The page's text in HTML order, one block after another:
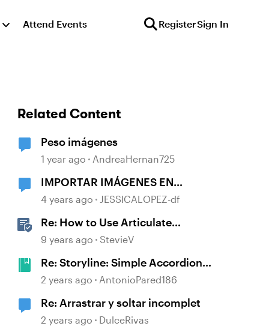
Attend Events RegisterSign In
Related Content
Peso imágenes
1 year ago AndreaHernan725
IMPORTAR IMÁGENES EN
POWERPOINT
4 years ago JESSICALOPEZ-df
Re: How to Use Articulate
Storyline on a Mac (with Videos!)
9 years ago StevieV
Re: Storyline: Simple Accordion
Interaction Template
2 years ago AntonioPared186
Re: Arrastrar y soltar incomplet
2 years ago DulceRivas